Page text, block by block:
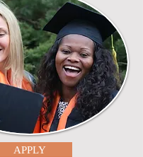
APPLY